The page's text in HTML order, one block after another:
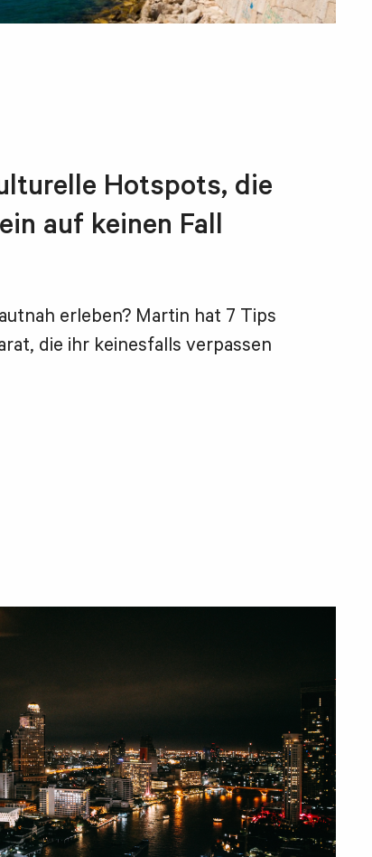
Hotspots, die
auf keinen Fall
erleben? Martin hat 7 Tips
die ihr keinesfalls verpassen